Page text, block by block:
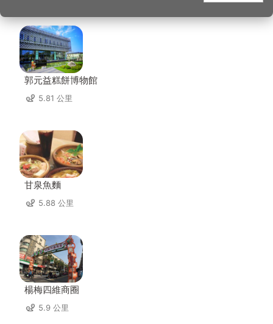
郭元益糕餅博物館
5.81 公里
甘泉魚麵
5.88 公里
楊梅四維商圈
5.9 公里